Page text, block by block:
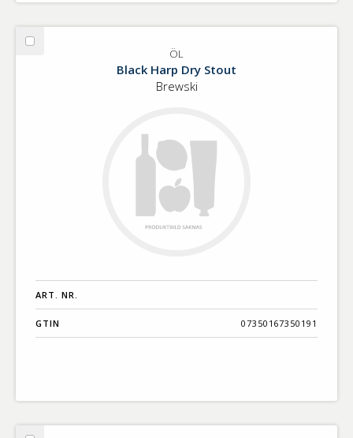
Välj
ÖL
Black Harp Dry Stout
Brewski
ART. NR.
GTIN 07350167350191